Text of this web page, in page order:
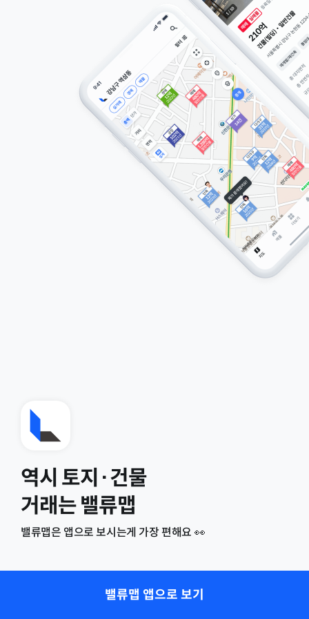
역시 토지·건물
거래는 밸류맵
밸류맵은 앱으로 보시는게 가장 편해요 👀
밸류맵 앱으로 보기